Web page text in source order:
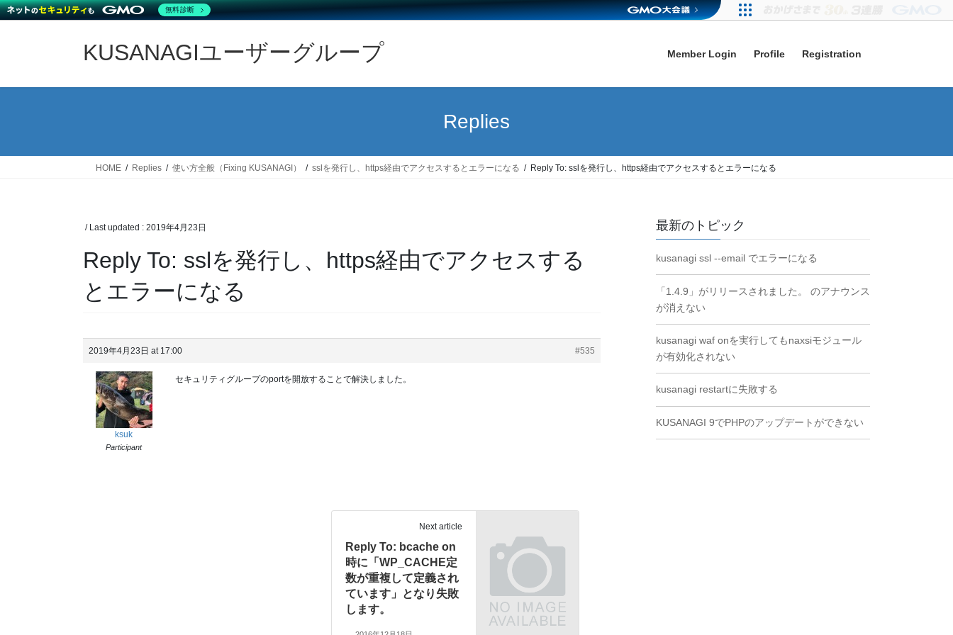
KUSANAGIユーザーグループ Member Login Profile Registration
Replies
HOME Replies 使い方全般（Fixing KUSANAGI） sslを発行し、https経由でアクセスするとエラーになる Reply To: sslを発行し、https経由でアクセスするとエラーになる
/ Last updated : 2019年4月23日
Reply To: sslを発行し、https経由でアクセスする
とエラーになる
2019年4月23日 at 17:00 #535
ksuk
Participant
セキュリティグループのportを開放することで解決しました。
Next article
Reply To: bcache on
時に「WP_CACHE定
数が重複して定義され
ています」となり失敗
します。
最新のトピック
kusanagi ssl --email でエラーになる
「1.4.9」がリリースされました。 のアナウンス
が消えない
kusanagi waf onを実行してもnaxsiモジュール
が有効化されない
kusanagi restartに失敗する
KUSANAGI 9でPHPのアップデートができない
無料診断